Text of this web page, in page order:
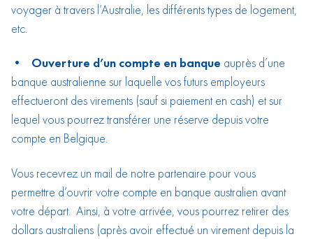
voyager à travers l’Australie, les différents types de logement,
etc.
• Ouverture d’un compte en banque auprès d’une
banque australienne sur laquelle vos futurs employeurs
effectueront des virements (sauf si paiement en cash) et sur
lequel vous pourrez transférer une réserve depuis votre
compte en Belgique.
Vous recevrez un mail de notre partenaire pour vous
permettre d’ouvrir votre compte en banque australien avant
votre départ. Ainsi, à votre arrivée, vous pourrez retirer des
dollars australiens (après avoir effectué un virement depuis la